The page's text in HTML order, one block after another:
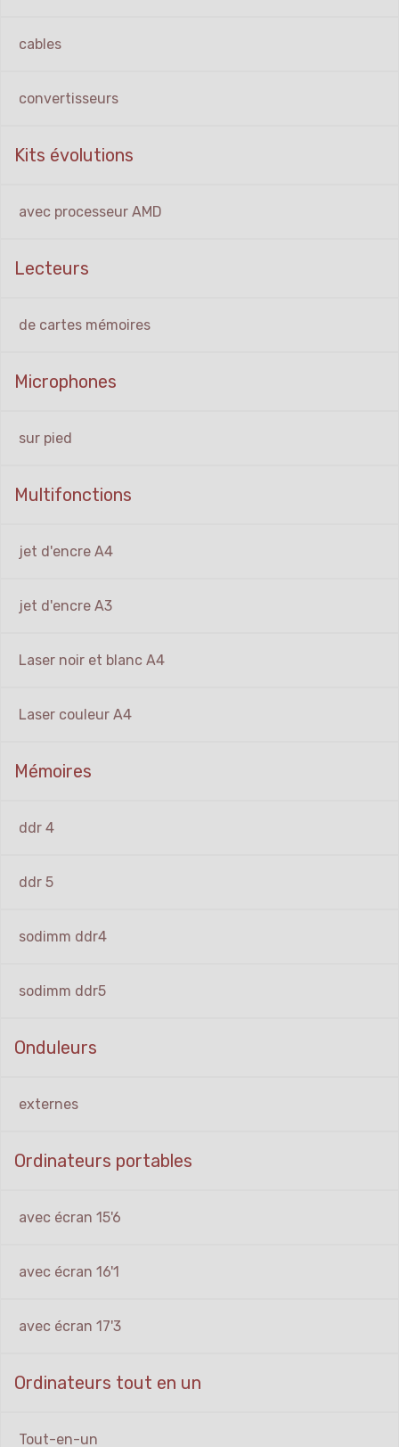
cables
convertisseurs
Kits évolutions
avec processeur AMD
Lecteurs
de cartes mémoires
Microphones
sur pied
Multifonctions
jet d'encre A4
jet d'encre A3
Laser noir et blanc A4
Laser couleur A4
Mémoires
ddr 4
ddr 5
sodimm ddr4
sodimm ddr5
Onduleurs
externes
Ordinateurs portables
avec écran 15'6
avec écran 16'1
avec écran 17'3
Ordinateurs tout en un
Tout-en-un